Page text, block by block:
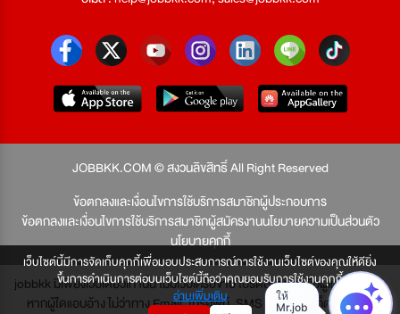
เว็บไซต์นี้มีการจัดเก็บคุกกี้เพื่อมอบประสบการณ์การใช้งานเว็บไซต์ของคุณให้ดียิ่ง
ขึ้นการดำเนินการต่อบนเว็บไซต์นี้ถือว่าคุณยอมรับการใช้งานคุกกี้
อ่านเพิ่มเติม
JOBBKK.COM © สงวนลิขสิทธิ์ All Right Reserved
ข้อตกลงและเงื่อนไขการใช้บริการสมาชิกผู้ประกอบการ
ข้อตกลงและเงื่อนไขการใช้บริการสมาชิกผู้สมัครงานนโยบายความเป็นส่วนตัว
นโยบายคุกกี้
jobbkk มีเพียงเว็บเดียวเท่านั้น ไม่มีเว็บเครือข่าย โปรดอย่าหลงเชื่อผู้แอบอ้าง และ
หากผู้ใดแอบอ้าง ไม่ว่าทาง Email, โทรศัพท์, SMS หรือทางใดก็ตาม จะถูก